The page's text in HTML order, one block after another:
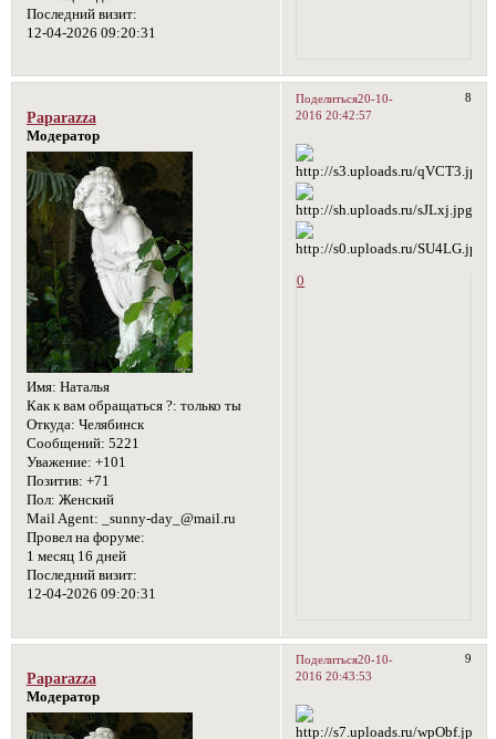
Последний визит:
12-04-2026 09:20:31
Поделиться 8
20-10-
2016 20:42:57
Paparazza
Модератор
Имя: Наталья
Как к вам обращаться ?: только ты
Откуда: Челябинск
Сообщений: 5221
Уважение: +101
Позитив: +71
Пол: Женский
Mail Agent: _sunny-day_@mail.ru
Провел на форуме:
1 месяц 16 дней
Последний визит:
12-04-2026 09:20:31
0
Поделиться 9
20-10-
2016 20:43:53
Paparazza
Модератор